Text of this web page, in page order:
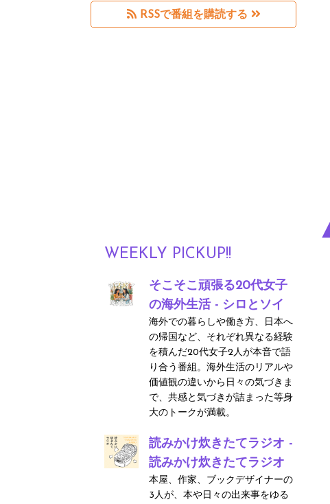
RSSで番組を購読する
WEEKLY PICKUP!!
そこそこ頑張る20代女子
の海外生活 - シロとソイ
海外での暮らしや働き方、日本へ
の帰国など、それぞれ異なる経験
を積んだ20代女子2人が本音で語
り合う番組。海外生活のリアルや
価値観の違いから日々の気づきま
で、共感と気づきが詰まった等身
大のトークが満載。
読みかけ炊きたてラジオ -
読みかけ炊きたてラジオ
本屋、作家、ブックデザイナーの
3人が、本や日々の出来事をゆる